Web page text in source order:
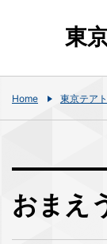
東
Home 東京テア
おまえ